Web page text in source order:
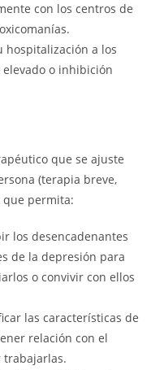
con los centros de
hospitalización a los
o inhibición
que se ajuste
(terapia breve,
que permita:
los desencadenantes
de la depresión para
o convivir con ellos
las características de
relación con el
trabajarlas.